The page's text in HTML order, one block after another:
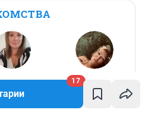
17
,46 Юлия